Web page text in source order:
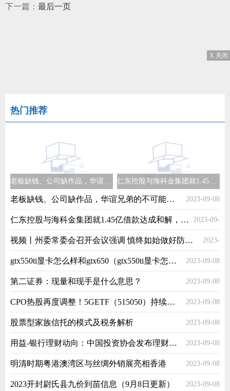
下一篇： 最后一页
X 关闭
热门推荐
老板缺钱、公司缺作品，华谊兄弟的不可能循环 仁东控股与海科金集团就1.45亿借款达成和解，罚息利率由24%降至16.6%
老板缺钱、公司缺作品，华谊兄弟的不可能循环 2023-09-08
仁东控股与海科金集团就1.45亿借款达成和解，罚息利率由24%降至16.6% 2023-09-
08
视频丨州委常委会召开会议强调 慎终如始做好防汛抗洪救灾各项工作 高质量推进民族团结进步示范区建设 2023-
09-08
gtx550ti显卡怎么样和gtx650（gtx550ti显卡怎么样） 2023-09-08
第二证券：现量和现手是什么意思？ 2023-09-08
CPO热股再度调整！5GETF（515050）持续溢价 2023-09-08
股票型家族信托的模式及税务解析 2023-09-08
用益-银行理财动向：中国投资协会发布理财评价报告 2023-09-08
明清时期粤港澳湾区与丝绸外销展亮相香港 2023-09-08
2023开封尉氏县九价到苗信息（9月8日更新） 2023-09-08